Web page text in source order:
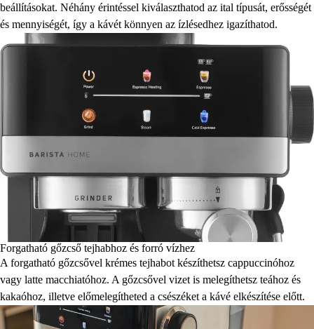
beállításokat. Néhány érintéssel kiválaszthatod az ital típusát, erősségét
és mennyiségét, így a kávét könnyen az ízlésedhez igazíthatod.
Forgatható gőzcső tejhabhoz és forró vízhez
A forgatható gőzcsővel krémes tejhabot készíthetsz cappuccinóhoz
vagy latte macchiatóhoz. A gőzcsővel vizet is melegíthetsz teához és
kakaóhoz, illetve előmelegítheted a csészéket a kávé elkészítése előtt.